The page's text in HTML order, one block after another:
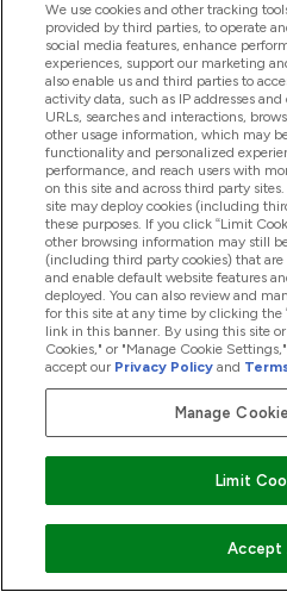
energy expenditure:
Life sciences, 62(14), 1203-
2. Surh, Y. J., & Lee, S. S.
edged sword: toxicity,
chemopreventivepotential.
1845-1855.
3. Ford, E. S., Ajani, U. A.,
(2005). Concentrations of
metabolic syndrome among
28(5), 1228-1230.
4. Thornton, S. N. (2016).
associated with weight
18.
C. N. (2005). Coffee, tea
weight loss and caffeine.
obesity, 29(9), 1121-1129.
Plantenga, M. S. (2009).
weight loss and weight
We use cookies and other tracking
provided by third parties, to operate
social media features, enhance
experiences, support our marketing
also enable us and third parties to
activity data, such as IP addresses
URLs, searches and interactions,
other usage information, which may
functionality and personalized
performance, and reach users with
on this site and across third party
site may deploy cookies (including
these purposes. If you click “Limit
other browsing information may still
(including third party cookies) that are
and enable default website features
deployed. You can also review and
for this site at any time by clicking the
link in this banner. By using this site
Cookies," or "Manage Cookie
accept our Privacy Policy and
Manage
Limit
Accept